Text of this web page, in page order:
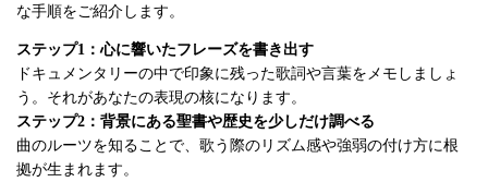
な手順をご紹介します。
ステップ1：心に響いたフレーズを書き出す
ドキュメンタリーの中で印象に残った歌詞や言葉をメモしましょ
う。それがあなたの表現の核になります。
ステップ2：背景にある聖書や歴史を少しだけ調べる
曲のルーツを知ることで、歌う際のリズム感や強弱の付け方に根
拠が生まれます。